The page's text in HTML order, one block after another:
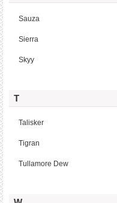
Sauza
Sierra
Skyy
T
Talisker
Tigran
Tullamore Dew